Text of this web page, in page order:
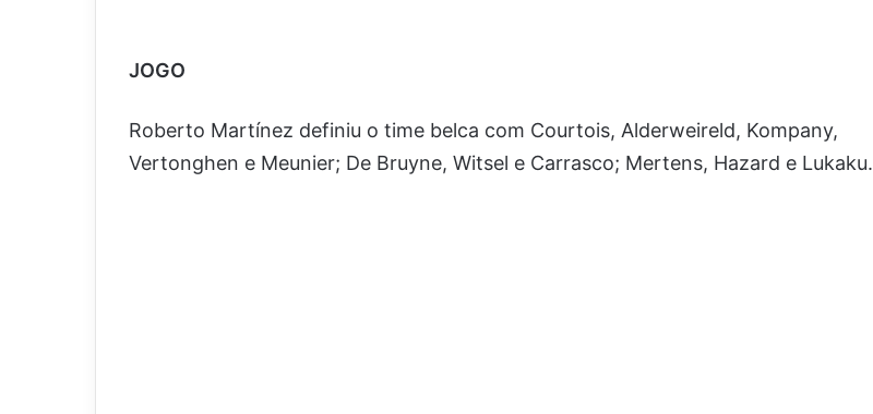
JOGO
Roberto Martínez definiu o time belca com Courtois, Alderweireld, Kompany,
Vertonghen e Meunier; De Bruyne, Witsel e Carrasco; Mertens, Hazard e Lukaku.